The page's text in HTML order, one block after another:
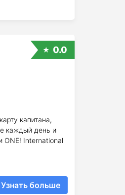
капитана,
каждый день и
ONE! International
Узнать больше
0.0